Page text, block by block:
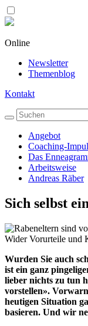
Online
Newsletter
Themenblog
Kontakt
Angebot
Coaching-
Das
Arbeitsweise
Andreas Räber
Sich selbst
Wider Vorurteile und
Wurden Sie auch
ist ein ganz
lieber nichts zu tun
vorstellen».
heutigen Situation
basieren. Und wir